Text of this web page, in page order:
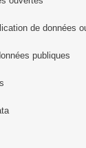
de données
publiques